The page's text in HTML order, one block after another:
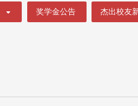
奖学金公告 杰出校友